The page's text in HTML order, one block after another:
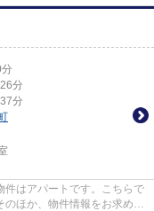
分
分
分
件はアパートです。こちらで
のほか、物件情報をお求めな